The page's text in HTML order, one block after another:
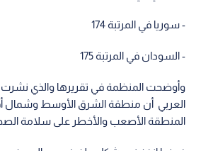
- سوريا في المرتبة 174
- السودان في المرتبة 175
وأوضحت المنظمة في تقريرها والذي
العربي أن منطقة الشرق الأوسط وشمال
المنطقة الأصعب والأخطر على سلامة